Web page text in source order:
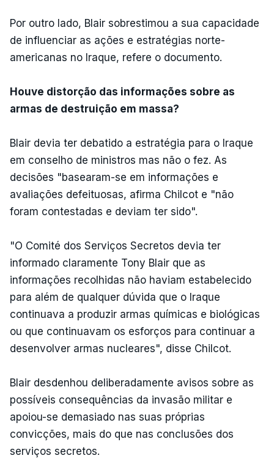
Por outro lado, Blair sobrestimou a sua capacidade
de influenciar as ações e estratégias norte-
americanas no Iraque, refere o documento.
Houve distorção das informações sobre as
armas de destruição em massa?
Blair devia ter debatido a estratégia para o Iraque
em conselho de ministros mas não o fez. As
decisões "basearam-se em informações e
avaliações defeituosas, afirma Chilcot e "não
foram contestadas e deviam ter sido".
"O Comité dos Serviços Secretos devia ter
informado claramente Tony Blair que as
informações recolhidas não haviam estabelecido
para além de qualquer dúvida que o Iraque
continuava a produzir armas químicas e biológicas
ou que continuavam os esforços para continuar a
desenvolver armas nucleares", disse Chilcot.
Blair desdenhou deliberadamente avisos sobre as
possíveis consequências da invasão militar e
apoiou-se demasiado nas suas próprias
convicções, mais do que nas conclusões dos
serviços secretos.